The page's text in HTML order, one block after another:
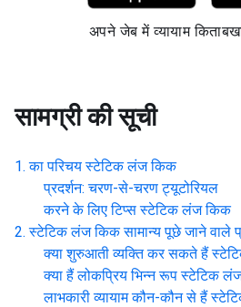
अपने जेब में व्यायाम
सामग्री की सूची
का परिचय स्टेटिक लंज किक
प्रदर्शन: चरण-से-चरण ट्यूटोरियल
करने के लिए टिप्स स्टेटिक लंज किक
स्टेटिक लंज किक सामान्य पूछे जाने वाले
क्या शुरुआती व्यक्ति कर सकते हैं
क्या हैं लोकप्रिय भिन्न रूप स्टेटिक
लाभकारी व्यायाम कौन-कौन से हैं